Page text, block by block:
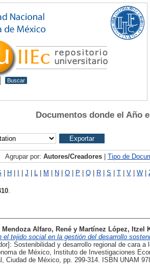
Documentos donde el Año
Agrupar por: Autores/Creadores Tipo de
H J L M N O P Q R S T V W
.
Mendoza Alfaro, René y Martínez López, Itzel
el tejido social en la gestión del desarrollo
Sostenibilidad y desarrollo regional de cara
de México, Instituto de Investigaciones
Ciudad de México, pp. 299-314. ISBN UNAM